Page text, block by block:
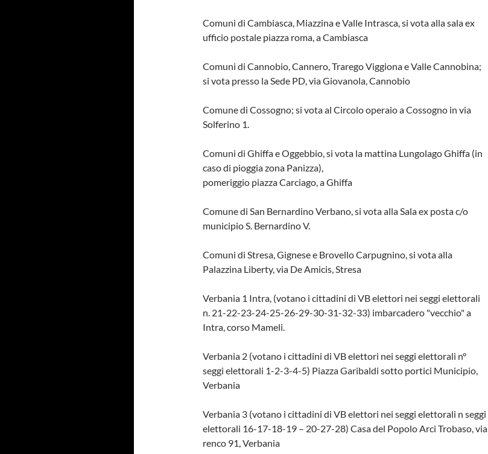
Comuni di Cambiasca, Miazzina e Valle Intrasca, si vota alla sala ex
ufficio postale piazza roma, a Cambiasca
Comuni di Cannobio, Cannero, Trarego Viggiona e Valle Cannobina;
si vota presso la Sede PD, via Giovanola, Cannobio
Comune di Cossogno; si vota al Circolo operaio a Cossogno in via
Solferino 1.
Comuni di Ghiffa e Oggebbio, si vota la mattina Lungolago Ghiffa (in
caso di pioggia zona Panizza),
pomeriggio piazza Carciago, a Ghiffa
Comune di San Bernardino Verbano, si vota alla Sala ex posta c/o
municipio S. Bernardino V.
Comuni di Stresa, Gignese e Brovello Carpugnino, si vota alla
Palazzina Liberty, via De Amicis, Stresa
Verbania 1 Intra, (votano i cittadini di VB elettori nei seggi elettorali
n. 21-22-23-24-25-26-29-30-31-32-33) imbarcadero "vecchio" a
Intra, corso Mameli.
Verbania 2 (votano i cittadini di VB elettori nei seggi elettorali n°
seggi elettorali 1-2-3-4-5) Piazza Garibaldi sotto portici Municipio,
Verbania
Verbania 3 (votano i cittadini di VB elettori nei seggi elettorali n seggi
elettorali 16-17-18-19 – 20-27-28) Casa del Popolo Arci Trobaso, via
renco 91, Verbania